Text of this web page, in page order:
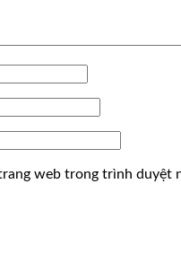
web trong trình duyệt